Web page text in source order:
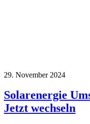
29. November 2024
Solarenergie
Jetzt wechseln